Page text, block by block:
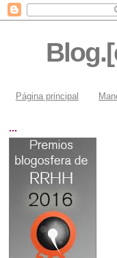
Página principal
...